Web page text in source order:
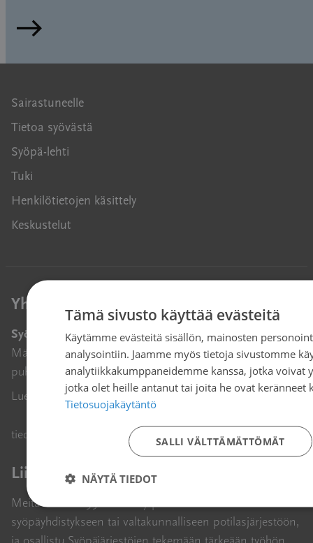
Lue lisää
Sairastuneelle
Tietoa syövästä
Syöpä-lehti
Tuki
Henkilötietojen käsittely
Keskustelut
Yhteystiedot
Syöpäjärjestöt
Mäkelänkatu 2, 00500 Helsinki
puh. 09 135 331
Lue lisää Syöpäjärjestöistä
tiedotus@cancer.fi Avautuu uuteen ikkunaan
Liity jäseneksi
Meitä on reilu 95 000. Liity paikkakunnallasi toimivaan
syöpäyhdistykseen tai valtakunnalliseen potilasjärjestöön,
Tämä sivusto käyttää evästeitä
Käytämme evästeitä sisällön, mainosten
analysointiin. Jaamme myös tietoja sivustomme
analytiikkakumppaneidemme kanssa, jotka voivat
jotka olet heille antanut tai joita he ovat keränneet
Tietosuojakäytäntö
SALLI VÄLTTÄMÄTTÖMÄT
NÄYTÄ TIEDOT